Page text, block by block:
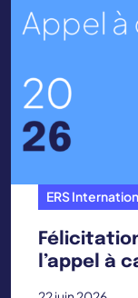
ERS
l’appel à